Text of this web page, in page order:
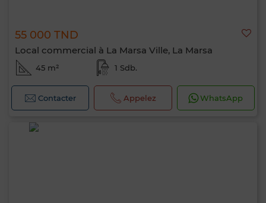
55 000 TND
Local commercial à La Marsa Ville, La Marsa
45 m² 1 Sdb.
Contacter Appelez WhatsApp